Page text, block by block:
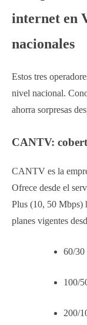
internet en
nacionales
Estos tres
nivel nacional.
ahorra sorpresas
CANTV:
CANTV es la
Ofrece desde el
Plus (10, 50 Mbps)
planes vigentes
60/30
100/
200/